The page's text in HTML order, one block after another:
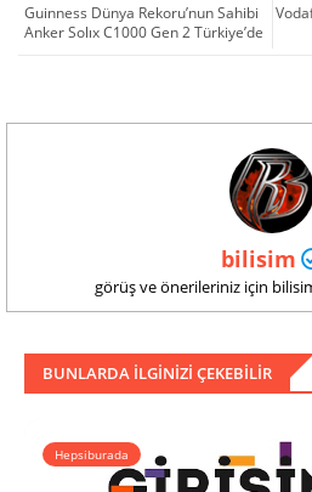
Guinness Dünya Rekoru’nun Sahibi
Anker Solıx C1000 Gen 2 Türkiye’de
bilisim
görüş ve önerileriniz için
BUNLARDA ILGINIZI ÇEKEBILIR
Hepsiburada